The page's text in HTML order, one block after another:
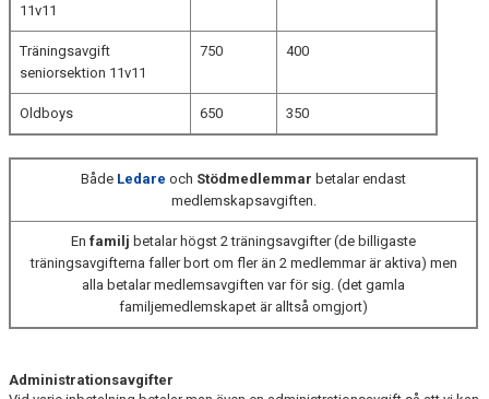
11v11
Träningsavgift
seniorsektion 11v11
750 400
Oldboys 650 350
Både Ledare och Stödmedlemmar betalar endast
medlemskapsavgiften.
En familj betalar högst 2 träningsavgifter (de billigaste
träningsavgifterna faller bort om fler än 2 medlemmar är aktiva) men
alla betalar medlemsavgiften var för sig. (det gamla
familjemedlemskapet är alltså omgjort)
Administrationsavgifter